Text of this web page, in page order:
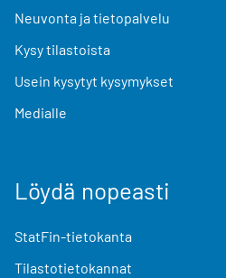
Neuvonta ja tietopalvelu
Kysy tilastoista
Usein kysytyt kysymykset
Medialle
Löydä nopeasti
StatFin-tietokanta
Tilastotietokannat